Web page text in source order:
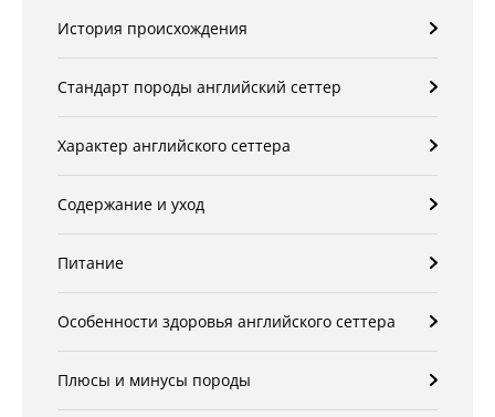
История происхождения
Стандарт породы английский сеттер
Характер английского сеттера
Содержание и уход
Питание
Особенности здоровья английского сеттера
Плюсы и минусы породы